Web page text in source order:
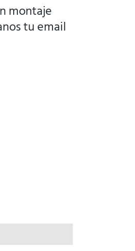
montaje
tu email